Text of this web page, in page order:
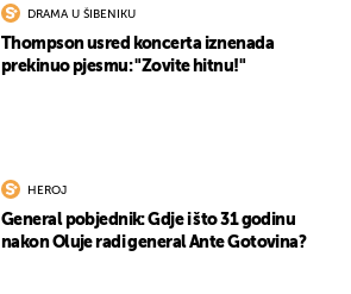
DRAMA U ŠIBENIKU
Thompson usred koncerta iznenada
prekinuo pjesmu: "Zovite hitnu!"
HEROJ
General pobjednik: Gdje i što 31 godinu
nakon Oluje radi general Ante Gotovina?